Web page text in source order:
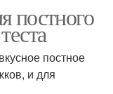
постного
постное
и для